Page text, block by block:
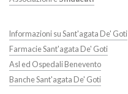
Informazioni su Sant'agata De' Goti
Farmacie Sant'agata De' Goti
Asl ed Ospedali Benevento
Banche Sant'agata De' Goti